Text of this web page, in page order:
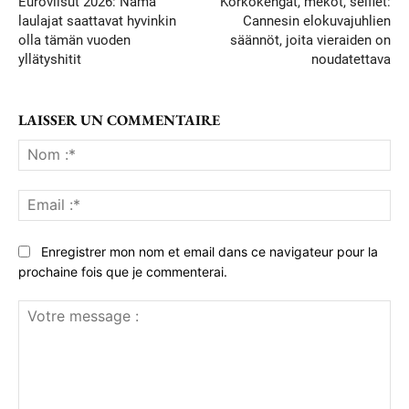
laulajat saattavat hyvinkin
olla tämän vuoden
yllätyshitit
Cannesin elokuvajuhlien
säännöt, joita vieraiden on
noudatettava
LAISSER UN COMMENTAIRE
:*
:*
Enregistrer mon nom et email dans ce navigateur pour la
prochaine fois que je commenterai.